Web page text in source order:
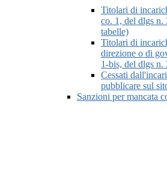
Titolari di
co. 1, del dlgs n.
tabelle)
Titolari di
direzione o di
1-bis, del dlgs n.
Cessati
pubblicare sul
Sanzioni per mancata